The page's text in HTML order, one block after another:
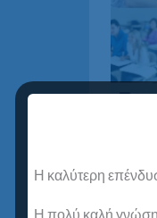
Η καλύτερη